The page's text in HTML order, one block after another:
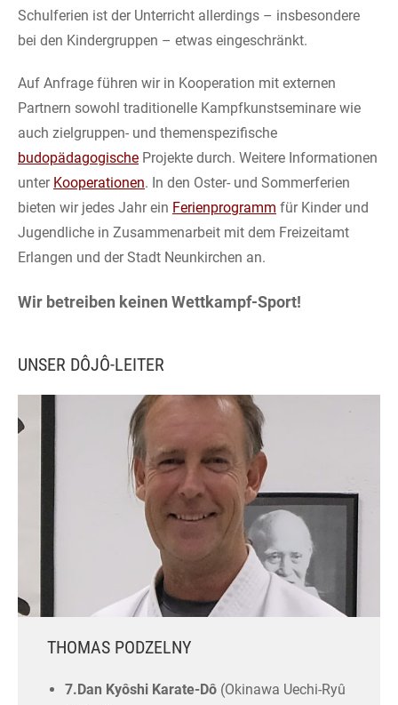
Schulferien ist der Unterricht allerdings – insbesondere
bei den Kindergruppen – etwas eingeschränkt.
Auf Anfrage führen wir in Kooperation mit externen
Partnern sowohl traditionelle Kampfkunstseminare wie
auch zielgruppen- und themenspezifische
budopädagogische Projekte durch. Weitere Informationen
unter Kooperationen. In den Oster- und Sommerferien
bieten wir jedes Jahr ein Ferienprogramm für Kinder und
Jugendliche in Zusammenarbeit mit dem Freizeitamt
Erlangen und der Stadt Neunkirchen an.
Wir betreiben keinen Wettkampf-Sport!
UNSER DÔJÔ-LEITER
THOMAS PODZELNY
7.Dan Kyôshi Karate-Dô(Okinawa Uechi-Ryû